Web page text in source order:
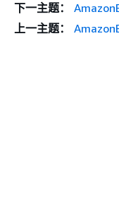
下一主题：
上一主题：